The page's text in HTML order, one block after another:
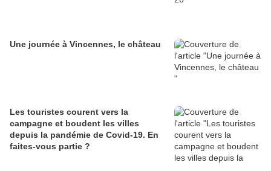
Une journée à Vincennes, le château
Les touristes courent vers la
campagne et boudent les villes
depuis la pandémie de Covid‑19. En
faites‑vous partie ?